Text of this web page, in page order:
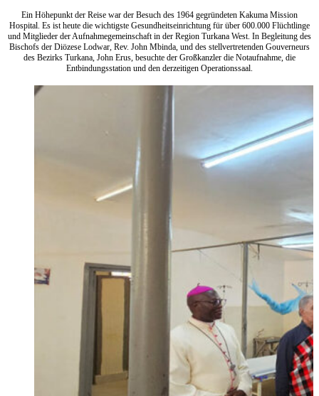
Ein Höhepunkt der Reise war der Besuch des 1964 gegründeten Kakuma Mission
Hospital. Es ist heute die wichtigste Gesundheitseinrichtung für über 600.000 Flüchtlinge
und Mitglieder der Aufnahmegemeinschaft in der Region Turkana West. In Begleitung des
Bischofs der Diözese Lodwar, Rev. John Mbinda, und des stellvertretenden Gouverneurs
des Bezirks Turkana, John Erus, besuchte der Großkanzler die Notaufnahme, die
Entbindungsstation und den derzeitigen Operationssaal.